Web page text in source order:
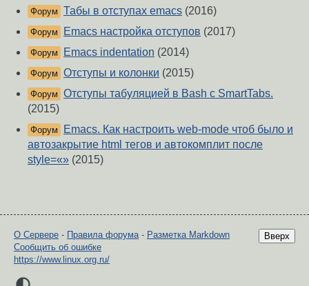
Форум Табы в отступах emacs (2016)
Форум Emacs настройка отступов (2017)
Форум Emacs indentation (2014)
Форум Отступы и колонки (2015)
Форум Отступы табуляцией в Bash с SmartTabs.
(2015)
Форум
Emacs. Как настроить web-mode чтоб было и
автозакрытие html тегов и автокомплит после
style=«» (2015)
Вверх
О Сервере - Правила форума- Разметка Markdown
Сообщить об ошибке
https://www.linux.org.ru/